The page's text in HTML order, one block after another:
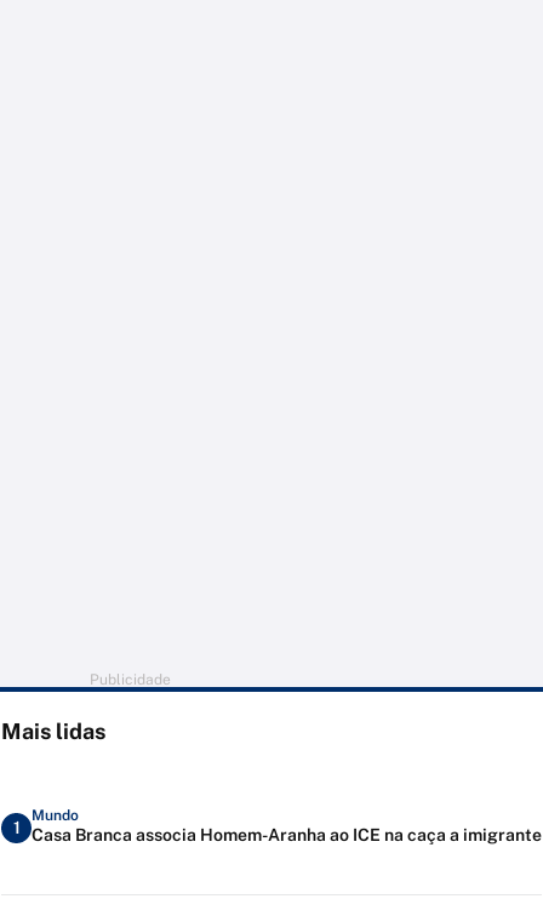
Publicidade
Mais lidas
1
Mundo
Casa Branca associa Homem-Aranha ao ICE na caça a imigrante